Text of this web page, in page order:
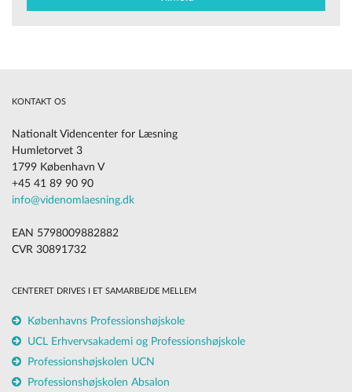
KONTAKT OS
Nationalt Videncenter for Læsning
Humletorvet 3
1799 København V
+45 41 89 90 90
info@videnomlaesning.dk
EAN 5798009882882
CVR 30891732
CENTERET DRIVES I ET SAMARBEJDE MELLEM
Københavns Professionshøjskole
UCL Erhvervsakademi og Professionshøjskole
Professionshøjskolen UCN
Professionshøjskolen Absalon